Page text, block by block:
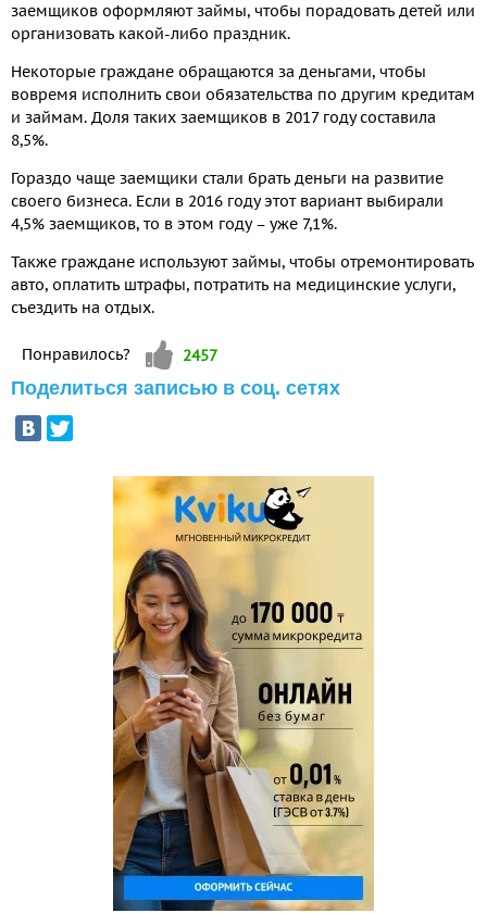
заемщиков оформляют займы, чтобы порадовать детей или
организовать какой-либо праздник.
Некоторые граждане обращаются за деньгами, чтобы
вовремя исполнить свои обязательства по другим кредитам
и займам. Доля таких заемщиков в 2017 году составила
8,5%.
Гораздо чаще заемщики стали брать деньги на развитие
своего бизнеса. Если в 2016 году этот вариант выбирали
4,5% заемщиков, то в этом году – уже 7,1%.
Также граждане используют займы, чтобы отремонтировать
авто, оплатить штрафы, потратить на медицинские услуги,
съездить на отдых.
Понравилось? Vote up!
2457
Поделиться записью в соц. сетях